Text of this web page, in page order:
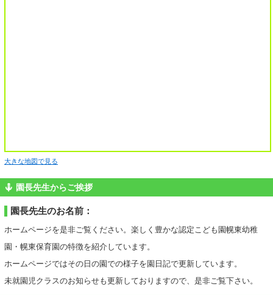
大きな地図で見る
園長先生からご挨拶
園長先生のお名前：
ホームページを是非ご覧ください。楽しく豊かな認定こども園幌東幼稚
園・幌東保育園の特徴を紹介しています。
ホームページではその日の園での様子を園日記で更新しています。
未就園児クラスのお知らせも更新しておりますので、是非ご覧下さい。